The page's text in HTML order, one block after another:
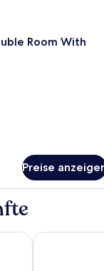
Room With
Preise
Thon Hotel